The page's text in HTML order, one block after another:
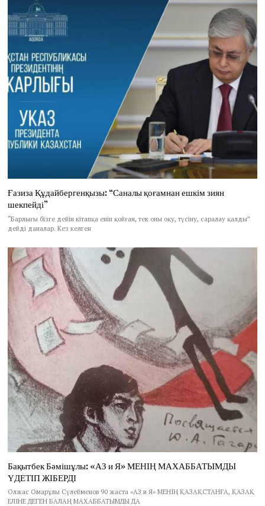
Ғазиза Құдайбергенқызы: “Саналы қоғамнан ешкім зиян
шекпейді”
“Барлығы бізге дейін кітапқа еніп қойған, тек оны оқу, түсіну, саралау қалды”
дейді даналар. Кез келген
Бақытбек Бәмішұлы: «АЗ и Я» МЕНІҢ МАХАББАТЫМДЫ
ҮДЕТІП ЖІБЕРДІ
Олжас Омарұлы Сүлейменов 90 жаста «АЗ и Я» МЕНІҢ ҚАЗАҚСТАНҒА, ҚАЗАҚ
ЕЛІНЕ ДЕГЕН БАЛАҢ МАХАББАТЫМДЫ ДА